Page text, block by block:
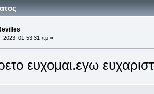
2023, 01:53:31 πμ »
ευχομαι.εγω